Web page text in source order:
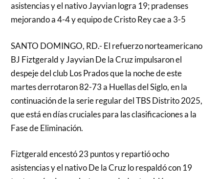
asistencias y el nativo Jayvian logra 19; pradenses
mejorando a 4-4 y equipo de Cristo Rey cae a 3-5
SANTO DOMINGO, RD.- El refuerzo norteamericano
BJ Fiztgerald y Jayvian De la Cruz impulsaron el
despeje del club Los Prados que la noche de este
martes derrotaron 82-73 a Huellas del Siglo, en la
continuación de la serie regular del TBS Distrito 2025,
que está en días cruciales para las clasificaciones a la
Fase de Eliminación.
Fiztgerald encestó 23 puntos y repartió ocho
asistencias y el nativo De la Cruz lo respaldó con 19